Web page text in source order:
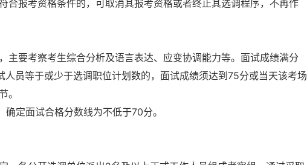
合报考资格条件的，可取消其报考资格或者终止其选调程序，不再作
主要考察考生综合分析及语言表达、应变协调能力等。面试成绩满分
员等于或少于选调职位计划数的，面试成绩须达到75分或当天该考场
。
定面试合格分数线为不低于70分。